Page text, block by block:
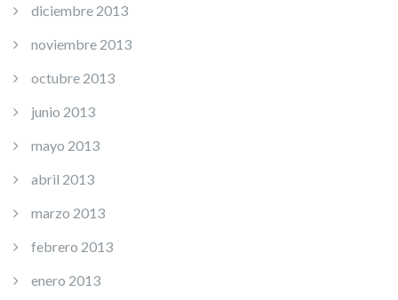
diciembre 2013
noviembre 2013
octubre 2013
junio 2013
mayo 2013
abril 2013
marzo 2013
febrero 2013
enero 2013